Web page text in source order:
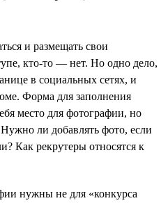
и размещать свои
кто-то — нет. Но одно дело,
в социальных сетях, и
Форма для заполнения
место для фотографии, но
Нужно ли добавлять фото, если
Как рекрутеры относятся к
нужны не для «конкурса